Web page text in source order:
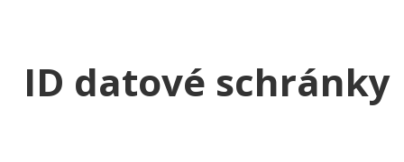
ID datové schránky